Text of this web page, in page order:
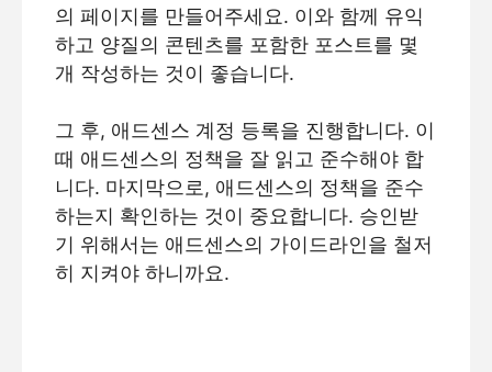
의 페이지를 만들어주세요. 이와 함께 유익
하고 양질의 콘텐츠를 포함한 포스트를 몇
개 작성하는 것이 좋습니다.
그 후, 애드센스 계정 등록을 진행합니다. 이
때 애드센스의 정책을 잘 읽고 준수해야 합
니다. 마지막으로, 애드센스의 정책을 준수
하는지 확인하는 것이 중요합니다. 승인받
기 위해서는 애드센스의 가이드라인을 철저
히 지켜야 하니까요.